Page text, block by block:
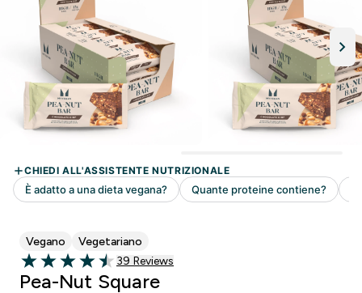
Vegano Vegetariano
4.51 out of 5 stars
39 customer reviews
39 Reviews
Pea-Nut Square